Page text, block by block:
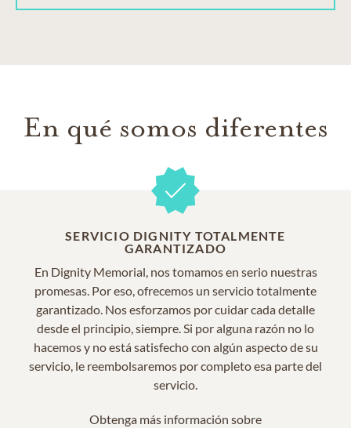
En qué somos diferentes
SERVICIO DIGNITY TOTALMENTE
GARANTIZADO
En Dignity Memorial, nos tomamos en serio nuestras
promesas. Por eso, ofrecemos un servicio totalmente
garantizado. Nos esforzamos por cuidar cada detalle
desde el principio, siempre. Si por alguna razón no lo
hacemos y no está satisfecho con algún aspecto de su
servicio, le reembolsaremos por completo esa parte del
servicio.
Obtenga más información sobre